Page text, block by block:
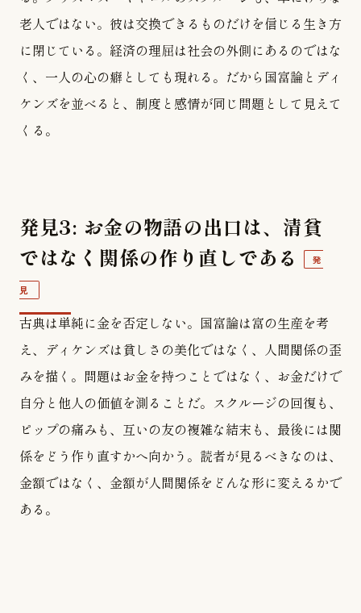
老人ではない。彼は交換できるものだけを信じる生き方
に閉じている。経済の理屈は社会の外側にあるのではな
く、一人の心の癖としても現れる。だから国富論とディ
ケンズを並べると、制度と感情が同じ問題として見えて
くる。
発見3: お金の物語の出口は、清貧
ではなく関係の作り直しである
発
見
古典は単純に金を否定しない。国富論は富の生産を考
え、ディケンズは貧しさの美化ではなく、人間関係の歪
みを描く。問題はお金を持つことではなく、お金だけで
自分と他人の価値を測ることだ。スクルージの回復も、
ピップの痛みも、互いの友の複雑な結末も、最後には関
係をどう作り直すかへ向かう。読者が見るべきなのは、
金額ではなく、金額が人間関係をどんな形に変えるかで
ある。